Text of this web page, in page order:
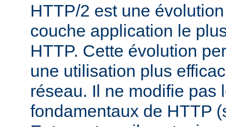
HTTP/2 est une
couche application le
HTTP. Cette évolution
une utilisation plus
réseau. Il ne modifie pas
fondamentaux de HTTP